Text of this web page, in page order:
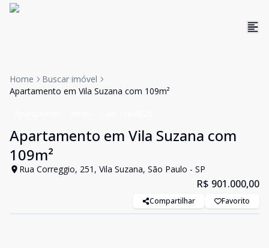
Home
Buscar imóvel
Apartamento em Vila Suzana com 109m²
Apartamento em Vila Suzana com
109m²
Rua Correggio, 251, Vila Suzana, São Paulo - SP
R$ 901.000,00
Compartilhar Favorito